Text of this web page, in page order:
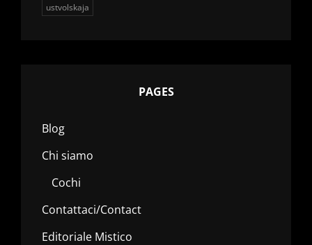
ustvolskaja
PAGES
Blog
Chi siamo
Cochi
Contattaci/Contact
Editoriale Mistico